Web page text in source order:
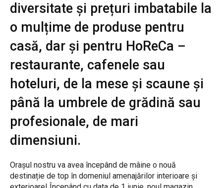
diversitate și prețuri imbatabile la
o mulțime de produse pentru
casă, dar și pentru HoReCa –
restaurante, cafenele sau
hoteluri, de la mese și scaune și
până la umbrele de grădină sau
profesionale, de mari
dimensiuni.
Orașul nostru va avea începând de mâine o nouă
destinație de top în domeniul amenajărilor interioare și